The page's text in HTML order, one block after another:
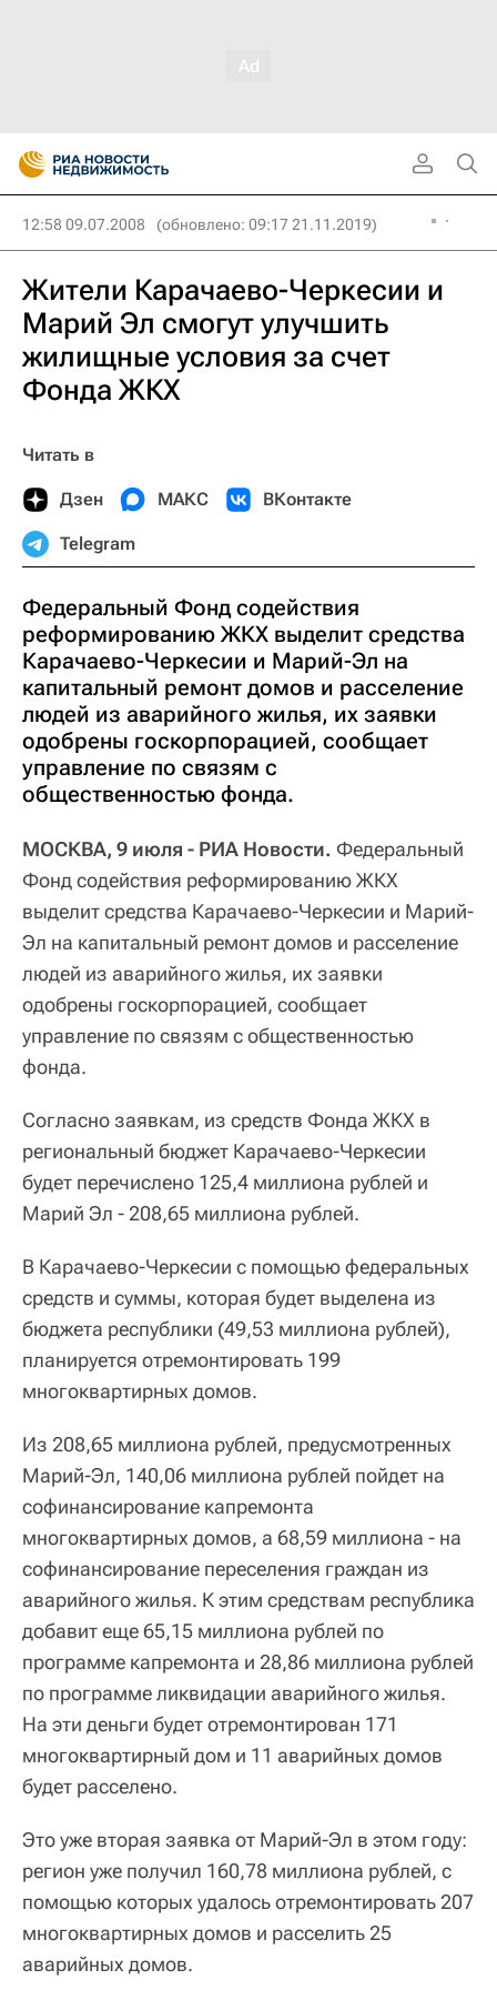
12:58 09.07.2008 (обновлено: 09:17 21.11.2019)
Жители Карачаево-Черкесии и
Марий Эл смогут улучшить
жилищные условия за счет
Фонда ЖКХ
Читать в
Дзен МАКС ВКонтакте
Telegram
Федеральный Фонд содействия
реформированию ЖКХ выделит средства
Карачаево-Черкесии и Марий-Эл на
капитальный ремонт домов и расселение
людей из аварийного жилья, их заявки
одобрены госкорпорацией, сообщает
управление по связям с
общественностью фонда.
МОСКВА, 9 июля - РИА Новости. Федеральный
Фонд содействия реформированию ЖКХ
выделит средства Карачаево-Черкесии и Марий-
Эл на капитальный ремонт домов и расселение
людей из аварийного жилья, их заявки
одобрены госкорпорацией, сообщает
управление по связям с общественностью
фонда.
Согласно заявкам, из средств Фонда ЖКХ в
региональный бюджет Карачаево-Черкесии
будет перечислено 125,4 миллиона рублей и
Марий Эл - 208,65 миллиона рублей.
В Карачаево-Черкесии с помощью федеральных
средств и суммы, которая будет выделена из
бюджета республики (49,53 миллиона рублей),
планируется отремонтировать 199
многоквартирных домов.
Из 208,65 миллиона рублей, предусмотренных
Марий-Эл, 140,06 миллиона рублей пойдет на
софинансирование капремонта
многоквартирных домов, а 68,59 миллиона - на
софинансирование переселения граждан из
аварийного жилья. К этим средствам республика
добавит еще 65,15 миллиона рублей по
программе капремонта и 28,86 миллиона рублей
по программе ликвидации аварийного жилья.
На эти деньги будет отремонтирован 171
многоквартирный дом и 11 аварийных домов
будет расселено.
Это уже вторая заявка от Марий-Эл в этом году:
регион уже получил 160,78 миллиона рублей, с
помощью которых удалось отремонтировать 207
многоквартирных домов и расселить 25
аварийных домов.